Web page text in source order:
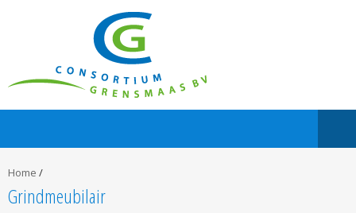
Home /
Grindmeubilair